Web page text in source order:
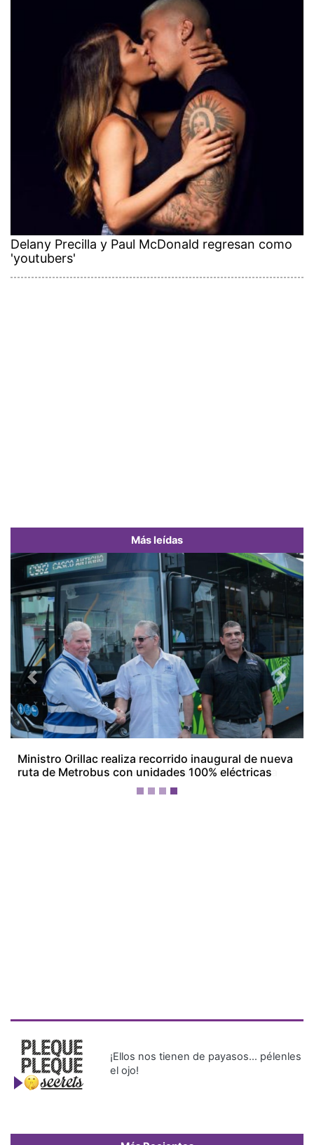
Delany Precilla y Paul McDonald regresan como
'youtubers'
Más leídas
Empresarios de Aguadulce alertan por crisis
económica y ven en la minería una posible salida
Previous Next
¡Ellos nos tienen de payasos… pélenles
el ojo!